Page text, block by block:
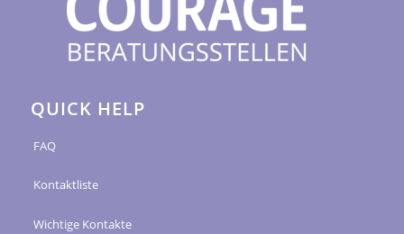
QUICK HELP
FAQ
Kontaktliste
Wichtige Kontakte